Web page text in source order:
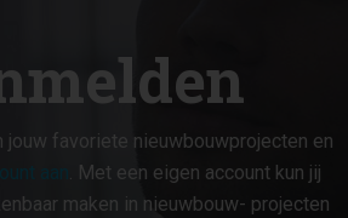
jouw favoriete nieuwbouwprojecten en
. Met een eigen account kun jij
maken in nieuwbouw- projecten